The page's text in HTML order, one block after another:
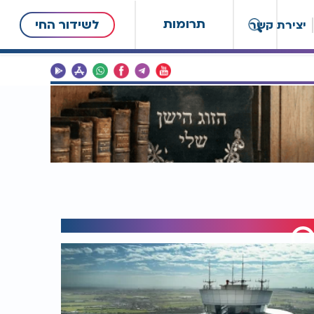
תרומות לשידור החי יצירת קשר